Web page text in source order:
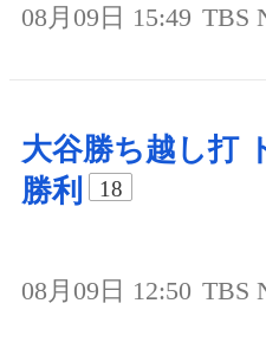
08月09日 15:49 TBS
大谷勝ち越し打
勝利
18
08月09日 12:50 TBS